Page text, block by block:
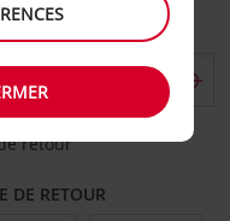
retour
DE RETOUR